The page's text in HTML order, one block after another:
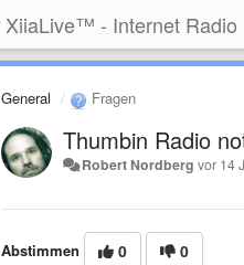
XiiaLive™ - Internet Radio
General Fragen
Thumbin Radio
Robert Nordberg vor 14
Abstimmen 0 0